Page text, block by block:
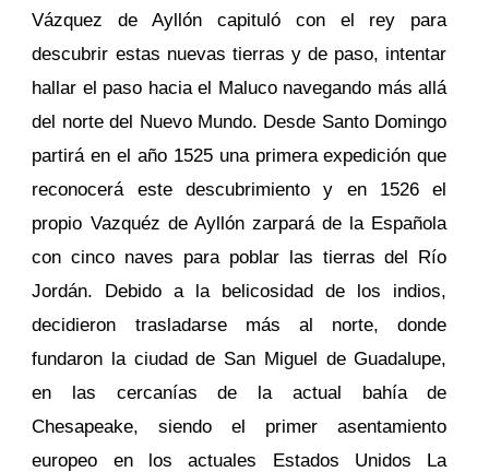
Vázquez de Ayllón capituló con el rey para
descubrir estas nuevas tierras y de paso, intentar
hallar el paso hacia el Maluco navegando más allá
del norte del Nuevo Mundo. Desde Santo Domingo
partirá en el año 1525 una primera expedición que
reconocerá este descubrimiento y en 1526 el
propio Vazquéz de Ayllón zarpará de la Española
con cinco naves para poblar las tierras del Río
Jordán. Debido a la belicosidad de los indios,
decidieron trasladarse más al norte, donde
fundaron la ciudad de San Miguel de Guadalupe,
en las cercanías de la actual bahía de
Chesapeake, siendo el primer asentamiento
europeo en los actuales Estados Unidos La